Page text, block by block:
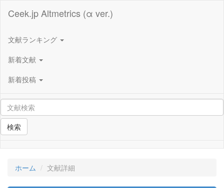
Ceek.jp Altmetrics (α ver.)
文献ランキング
新着文献
新着投稿
検索
ホーム 文献詳細